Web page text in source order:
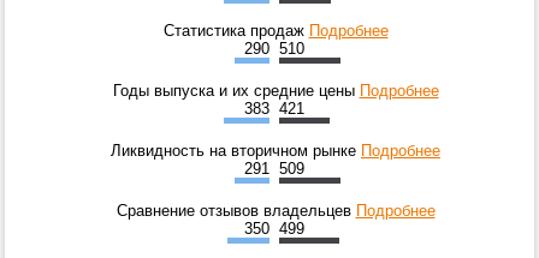
Статистика продаж Подробнее
290 510
Годы выпуска и их средние цены Подробнее
383 421
Ликвидность на вторичном рынке Подробнее
291 509
Сравнение отзывов владельцев Подробнее
350 499